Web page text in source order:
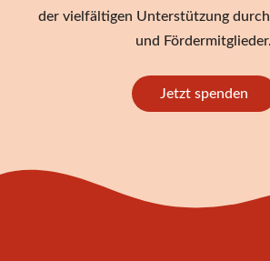
der vielfältigen Unterstützung durch
und Fördermitglieder.
Jetzt spenden